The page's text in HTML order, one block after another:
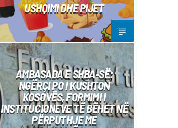
USHQIMI DHE PIJET
AMBASADA E SHBA-SË:
NGËRÇI PO I KUSHTON
KOSOVËS, FORMIMI I
INSTITUCIONEVE TË BËHET NË
PËRPUTHJE ME